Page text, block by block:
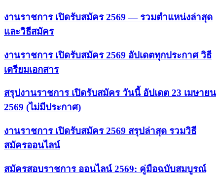
งานราชการ เปิดรับสมัคร 2569 — รวมตำแหน่งล่าสุด
และวิธีสมัคร
งานราชการ เปิดรับสมัคร 2569 อัปเดตทุกประกาศ วิธี
เตรียมเอกสาร
สรุปงานราชการ เปิดรับสมัคร วันนี้ อัปเดต 23 เมษายน
2569 (ไม่มีประกาศ)
งานราชการ เปิดรับสมัคร 2569 สรุปล่าสุด รวมวิธี
สมัครออนไลน์
สมัครสอบราชการ ออนไลน์ 2569: คู่มือฉบับสมบูรณ์